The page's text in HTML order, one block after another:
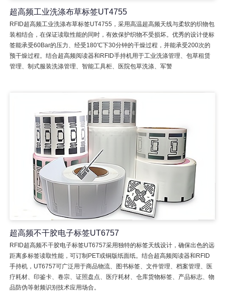
超高频工业洗涤布草标签UT4755
RFID超高频工业洗涤布草标签UT4755，采用高温超高频天线与柔软的织物包
装相结合，在保证读取性能的同时，有效保护织物不受损坏。优秀的设计使标
签能承受60Bar的压力、经受180℃下30分钟的干燥过程，并能承受200次的
预干燥过程。结合超高频阅读器和RFID手持机用于工业洗涤管理、包草租赁
管理、制式服装洗涤管理、智能工具柜、医院包草洗涤、军警
超高频不干胶电子标签UT6757
RFID超高频不干胶电子标签UT6757采用独特的标签天线设计，确保出色的远
距离多标签读取性能，可订制PET或铜版纸面纸。结合超高频阅读器和RFID
手持机，UT6757可广泛用于商品物流、图书标签、文件管理、档案管理、医
疗耗材、印鉴卡、卷宗、证照盘点、医疗耗材、仓库货物标签、产品标志、物
品防伪等射频识别技术应用场合。